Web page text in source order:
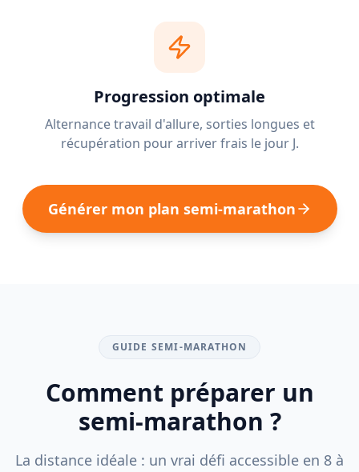
Progression optimale
Alternance travail d'allure, sorties longues et
récupération pour arriver frais le jour J.
Générer mon plan semi-marathon
GUIDE SEMI-MARATHON
Comment préparer un
semi-marathon ?
La distance idéale : un vrai défi accessible en 8 à